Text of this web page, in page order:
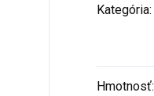
Kategória:
Hmotnosť: